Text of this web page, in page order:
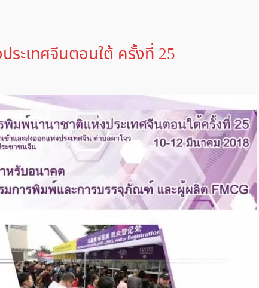
ะเทศจีนตอนใต้ ครั้งที่ 25